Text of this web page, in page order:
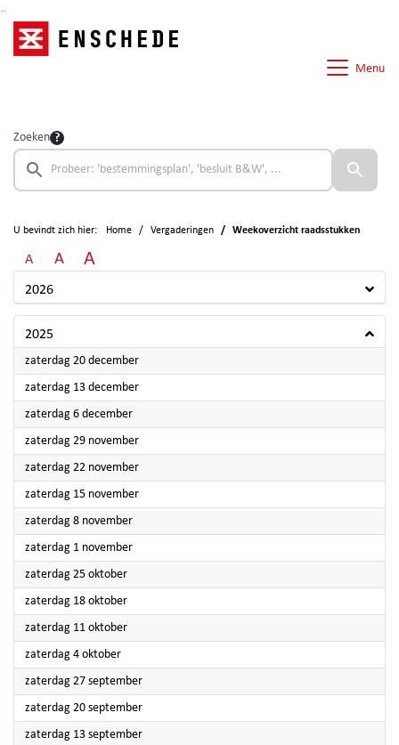
Menu
Zoeken
U bevindt zich hier: Home Vergaderingen Weekoverzicht raadsstukken
A A A
2026
2025
zaterdag 20 december2025
zaterdag 13 december2025
zaterdag 6 december2025
zaterdag 29 november2025
zaterdag 22 november2025
zaterdag 15 november2025
zaterdag 8 november2025
zaterdag 1 november2025
zaterdag 25 oktober2025
zaterdag 18 oktober2025
zaterdag 11 oktober2025
zaterdag 4 oktober2025
zaterdag 27 september2025
zaterdag 20 september2025
zaterdag 13 september2025